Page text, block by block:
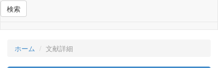
検索
ホーム 文献詳細